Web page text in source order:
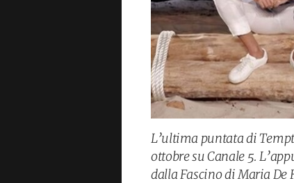
L’ultima puntata di
ottobre su Canale 5.
dalla Fascino di Maria